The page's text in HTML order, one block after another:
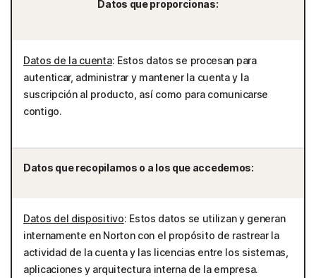
Datos que proporcionas:
Datos de la cuenta: Estos datos se procesan para
autenticar, administrar y mantener la cuenta y la
suscripción al producto, así como para comunicarse
contigo.
Datos que recopilamos o a los que accedemos:
Datos del dispositivo: Estos datos se utilizan y generan
internamente en Norton con el propósito de rastrear la
actividad de la cuenta y las licencias entre los sistemas,
aplicaciones y arquitectura interna de la empresa.